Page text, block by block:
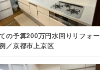
の予算200万円水回りリフォー
／京都市上京区